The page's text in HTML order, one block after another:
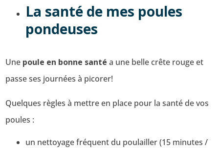
La santé de mes poules
pondeuses
Une poule en bonne santé a une belle crête rouge et
passe ses journées à picorer!
Quelques règles à mettre en place pour la santé de vos
poules :
un nettoyage fréquent du poulailler (15 minutes /